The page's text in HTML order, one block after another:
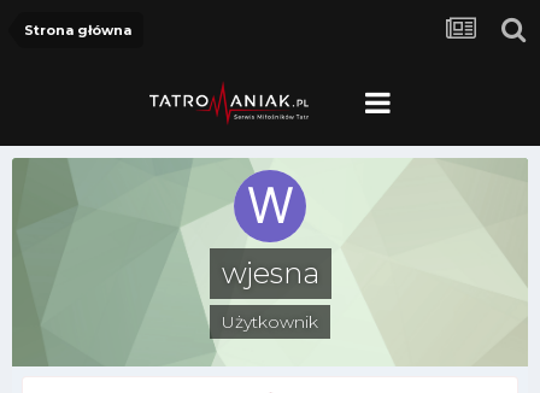
Strona główna
wjesna
Użytkownik